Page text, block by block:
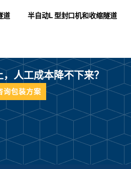
道 半自动L 型封口机和收缩隧道
人工成本降不下来？
询包装方案